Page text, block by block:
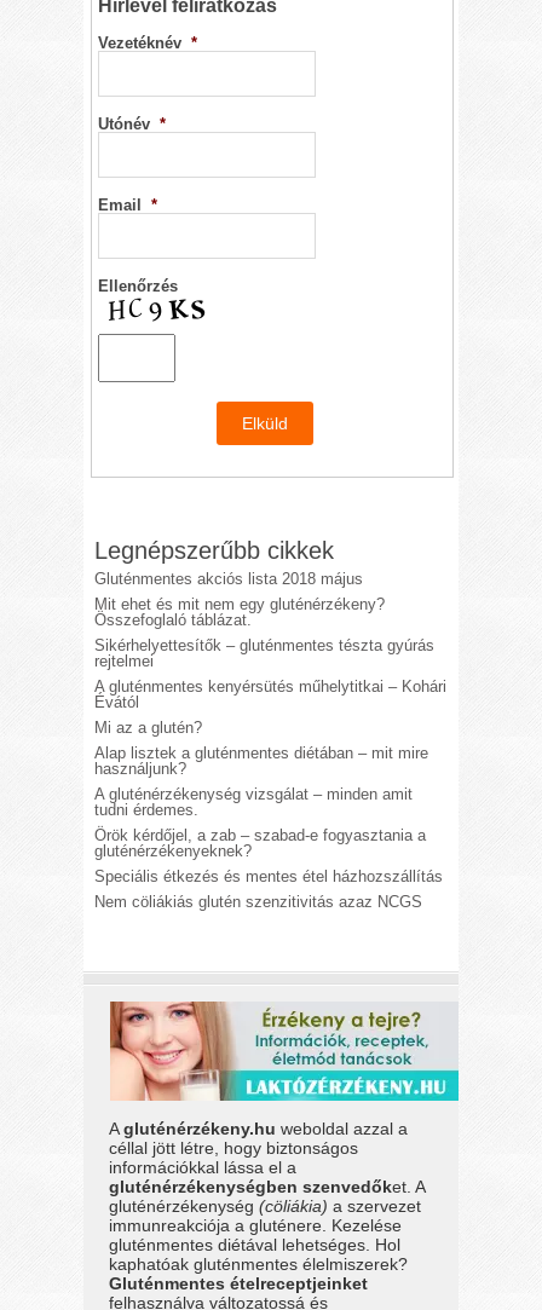
Hírlevél feliratkozás
Vezetéknév *
Utónév *
Email *
Ellenőrzés
Legnépszerűbb cikkek
Gluténmentes akciós lista 2018 május
Mit ehet és mit nem egy gluténérzékeny?
Összefoglaló táblázat.
Sikérhelyettesítők – gluténmentes tészta gyúrás
rejtelmei
A gluténmentes kenyérsütés műhelytitkai – Kohári
Évától
Mi az a glutén?
Alap lisztek a gluténmentes diétában – mit mire
használjunk?
A gluténérzékenység vizsgálat – minden amit
tudni érdemes.
Örök kérdőjel, a zab – szabad-e fogyasztania a
gluténérzékenyeknek?
Speciális étkezés és mentes étel házhozszállítás
Nem cöliákiás glutén szenzitivitás azaz NCGS
Agluténérzékeny.hu weboldal azzal a
céllal jött létre, hogy biztonságos
információkkal lássa el a
gluténérzékenységben szenvedőket. A
gluténérzékenység(cöliákia) a szervezet
immunreakciója a gluténere. Kezelése
gluténmentes diétával lehetséges. Hol
kaphatóak gluténmentes élelmiszerek?
Gluténmentes ételreceptjeinket
felhasználva változatossá és